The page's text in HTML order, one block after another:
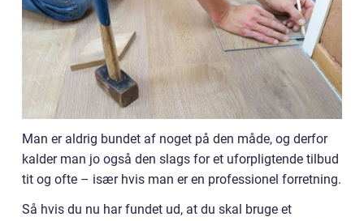
Man er aldrig bundet af noget på den måde, og derfor
kalder man jo også den slags for et uforpligtende tilbud
tit og ofte – især hvis man er en professionel forretning.
Så hvis du nu har fundet ud, at du skal bruge et